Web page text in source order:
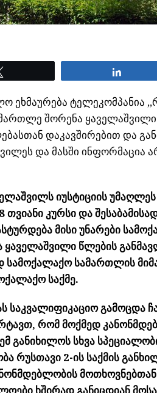
ეხმაურება ტელეკომპანია
შორენა
დაკავშირებით და
და მასში
იუსტიციის
კურსი და
მისი უნარები
წლების
სამოქალაქო სამართლის
საქმე.
საკვალიფიკაციო გამოცდა
რომ მოქმედ
განიხილოს სხვა
რუსთავი 2-ის საქმის
ხშირად განიცდიან